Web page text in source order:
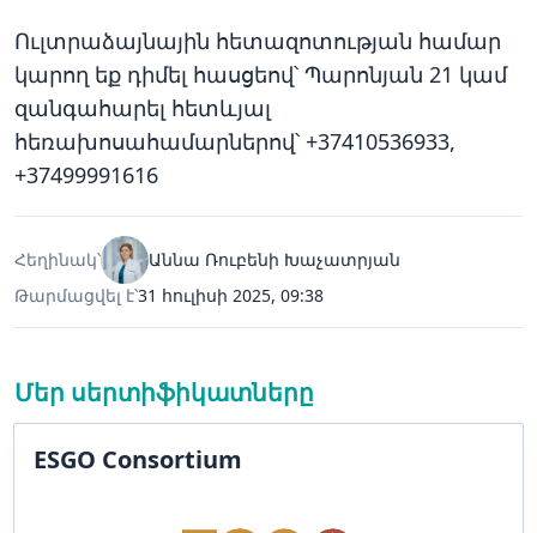
Ուլտրաձայնային հետազոտության համար
կարող եք դիմել հասցեով՝ Պարոնյան 21 կամ
զանգահարել հետևյալ
հեռախոսահամարներով՝ +37410536933,
+37499991616
Հեղինակ՝
Աննա Ռուբենի Խաչատրյան
Թարմացվել է՝31 հուլիսի 2025, 09:38
Մեր սերտիֆիկատները
ESGO Consortium